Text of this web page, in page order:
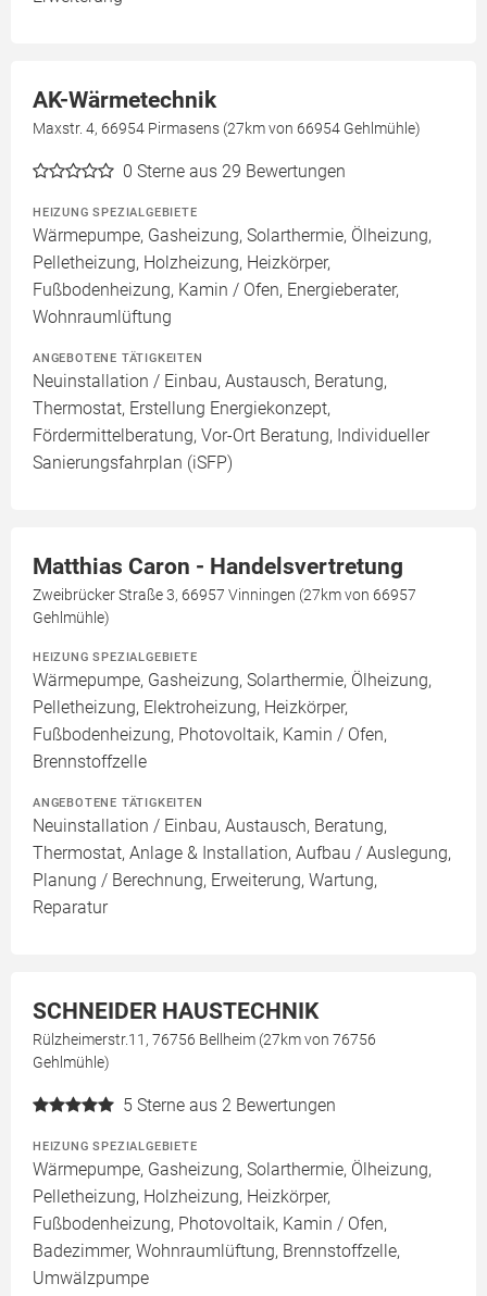
AK-Wärmetechnik
Maxstr. 4, 66954 Pirmasens (27km von 66954 Gehlmühle)
0 Sterne aus 29 Bewertungen
HEIZUNG SPEZIALGEBIETE
Wärmepumpe, Gasheizung, Solarthermie, Ölheizung,
Pelletheizung, Holzheizung, Heizkörper,
Fußbodenheizung, Kamin / Ofen, Energieberater,
Wohnraumlüftung
ANGEBOTENE TÄTIGKEITEN
Neuinstallation / Einbau, Austausch, Beratung,
Thermostat, Erstellung Energiekonzept,
Fördermittelberatung, Vor-Ort Beratung, Individueller
Sanierungsfahrplan (iSFP)
Matthias Caron - Handelsvertretung
Zweibrücker Straße 3, 66957 Vinningen (27km von 66957
Gehlmühle)
HEIZUNG SPEZIALGEBIETE
Wärmepumpe, Gasheizung, Solarthermie, Ölheizung,
Pelletheizung, Elektroheizung, Heizkörper,
Fußbodenheizung, Photovoltaik, Kamin / Ofen,
Brennstoffzelle
ANGEBOTENE TÄTIGKEITEN
Neuinstallation / Einbau, Austausch, Beratung,
Thermostat, Anlage & Installation, Aufbau / Auslegung,
Planung / Berechnung, Erweiterung, Wartung,
Reparatur
SCHNEIDER HAUSTECHNIK
Rülzheimerstr.11, 76756 Bellheim (27km von 76756
Gehlmühle)
5 Sterne aus 2 Bewertungen
HEIZUNG SPEZIALGEBIETE
Wärmepumpe, Gasheizung, Solarthermie, Ölheizung,
Pelletheizung, Holzheizung, Heizkörper,
Fußbodenheizung, Photovoltaik, Kamin / Ofen,
Badezimmer, Wohnraumlüftung, Brennstoffzelle,
Umwälzpumpe